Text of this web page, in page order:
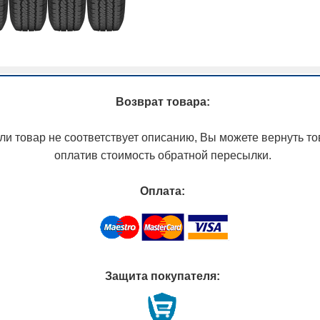
Возврат товара:
товар не соответствует описанию, Вы можете вернуть
оплатив стоимость обратной пересылки.
Оплата:
Защита покупателя: